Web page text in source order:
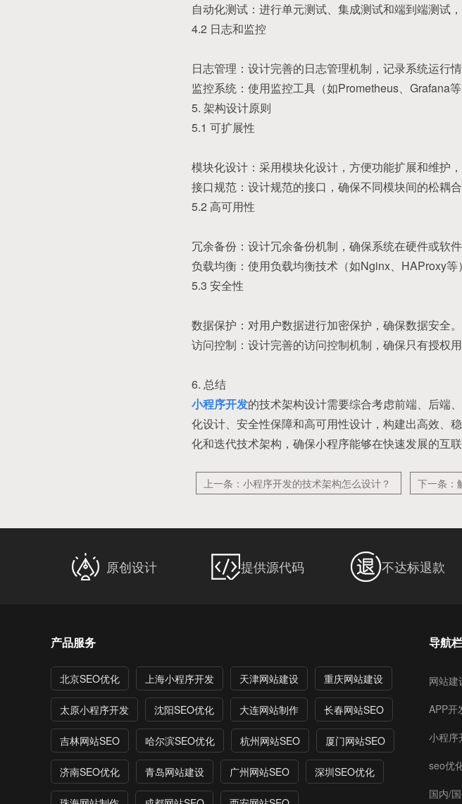
自动化测试：进行单元测试、集成测试和端到端测试
4.2 日志和监控
日志管理：设计完善的日志管理机制，记录系统运行
监控系统：使用监控工具（如Prometheus、Grafana
5. 架构设计原则
5.1 可扩展性
模块化设计：采用模块化设计，方便功能扩展和维护，
接口规范：设计规范的接口，确保不同模块间的松耦
5.2 高可用性
冗余备份：设计冗余备份机制，确保系统在硬件或软
负载均衡：使用负载均衡技术（如Nginx、HAProxy等
5.3 安全性
数据保护：对用户数据进行加密保护，确保数据安全。
访问控制：设计完善的访问控制机制，确保只有授权用
6. 总结
小程序开发的技术架构设计需要综合考虑前端、后端
化设计、安全性保障和高可用性设计，构建出高效、
化和迭代技术架构，确保小程序能够在快速发展的互联
上一条：小程序开发的技术架构怎么设计？ 下一条：
原创设计 提供源代码 不达标退款
产品服务
北京SEO优化 上海小程序开发 天津网站建设 重庆网站建设
太原小程序开发 沈阳SEO优化 大连网站制作 长春网站SEO
吉林网站SEO 哈尔滨SEO优化 杭州网站SEO 厦门网站SEO
济南SEO优化 青岛网站建设 广州网站SEO 深圳SEO优化
导航
网站建
APP开
小程序
seo优
国内/